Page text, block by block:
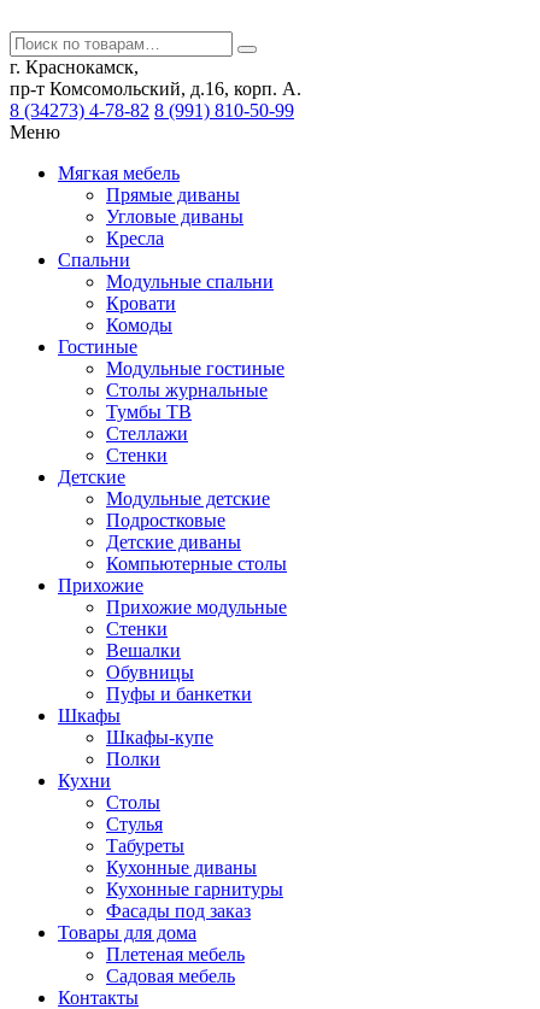
г. Краснокамск,
пр-т Комсомольский, д.16, корп. А.
8 (34273) 4-78-82 8 (991) 810-50-99
Меню
Мягкая мебель
Прямые диваны
Угловые диваны
Кресла
Спальни
Модульные спальни
Кровати
Комоды
Гостиные
Модульные гостиные
Столы журнальные
Тумбы ТВ
Стеллажи
Стенки
Детские
Модульные детские
Подростковые
Детские диваны
Компьютерные столы
Прихожие
Прихожие модульные
Стенки
Вешалки
Обувницы
Пуфы и банкетки
Шкафы
Шкафы-купе
Полки
Кухни
Столы
Стулья
Табуреты
Кухонные диваны
Кухонные гарнитуры
Фасады под заказ
Товары для дома
Плетеная мебель
Садовая мебель
Контакты